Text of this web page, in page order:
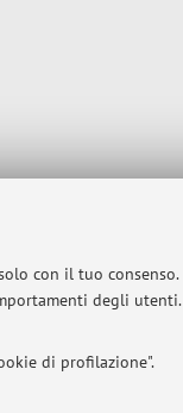
con il tuo consenso.
degli utenti.
di profilazione".